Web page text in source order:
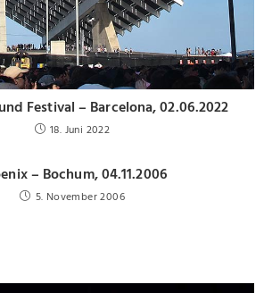
Festival – Barcelona, 02.06.2022
18. Juni 2022
– Bochum, 04.11.2006
5. November 2006